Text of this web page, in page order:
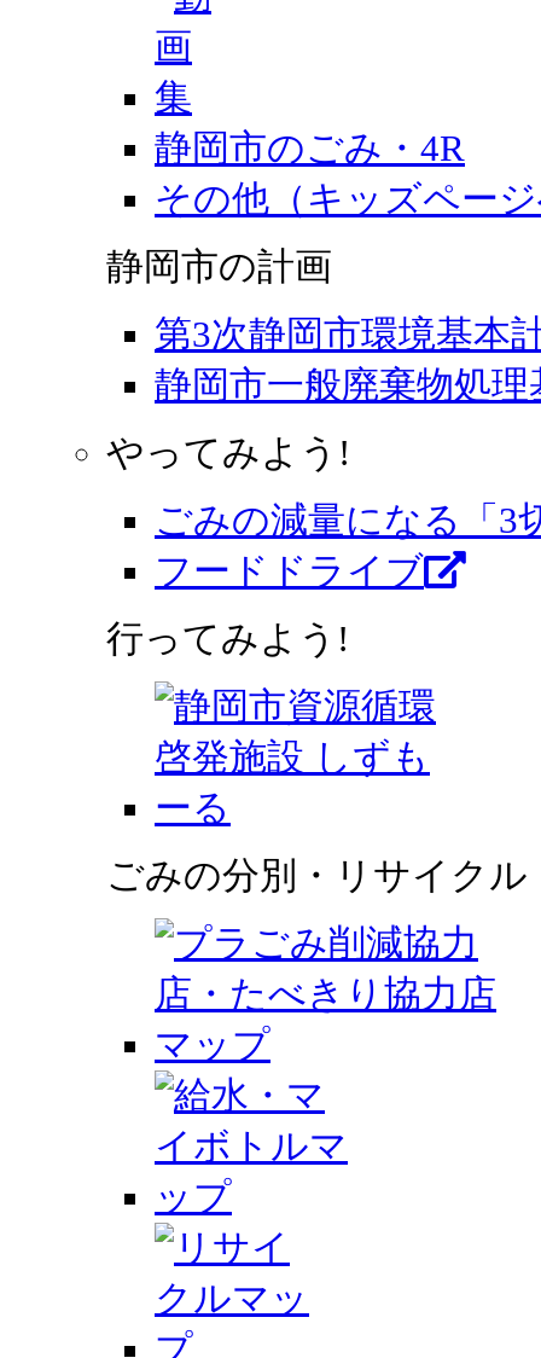
静岡市のごみ・4R
その他（キッズペー
静岡市の計画
第3次静岡市環境基本
静岡市一般廃棄物処理
やってみよう!
ごみの減量になる「3
フードドライブ
行ってみよう!
ごみの分別・リサイクル